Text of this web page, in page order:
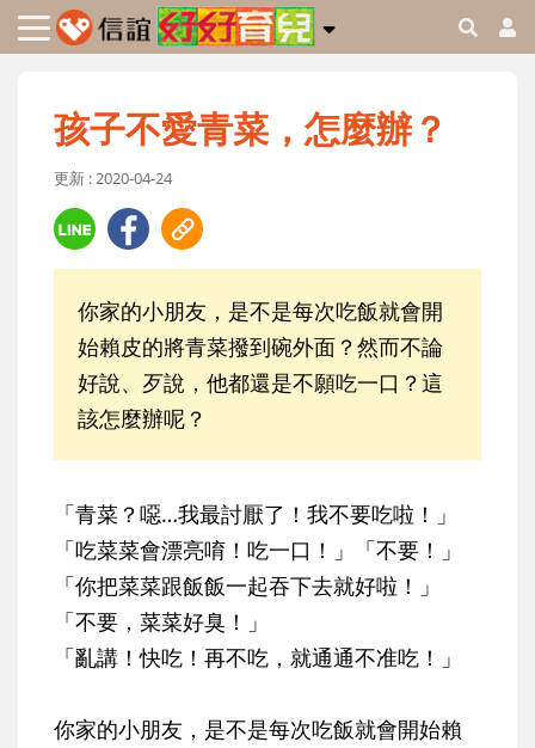
孩子不愛青菜，怎麼辦？
更新 : 2020-04-24
你家的小朋友，是不是每次吃飯就會開
始賴皮的將青菜撥到碗外面？然而不論
好說、歹說，他都還是不願吃一口？這
該怎麼辦呢？
「青菜？噁…我最討厭了！我不要吃啦！」
「吃菜菜會漂亮唷！吃一口！」「不要！」
「你把菜菜跟飯飯一起吞下去就好啦！」
「不要，菜菜好臭！」
「亂講！快吃！再不吃，就通通不准吃！」
你家的小朋友，是不是每次吃飯就會開始賴